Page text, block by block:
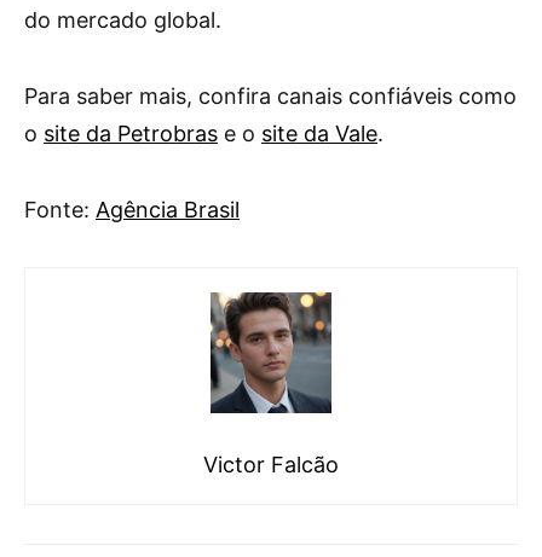
do mercado global.
Para saber mais, confira canais confiáveis como
o site da Petrobras e o site da Vale.
Fonte: Agência Brasil
Victor Falcão